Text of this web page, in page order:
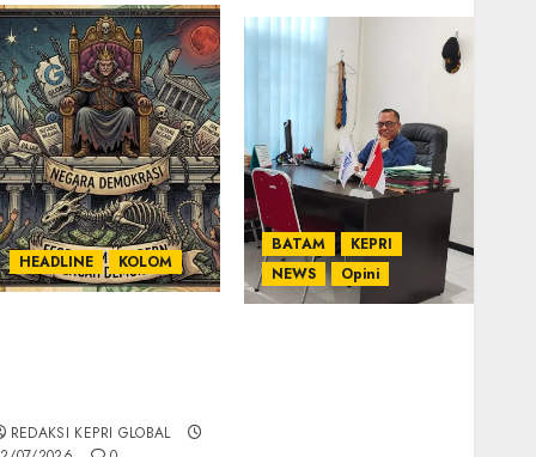
HEADLINE KOLOM
REDAKSI KEPRI GLOBAL
BATAM
KEPRI
NEWS
Opini